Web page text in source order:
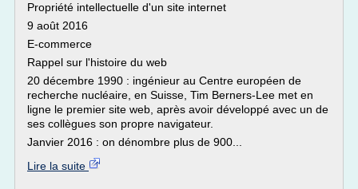
Propriété intellectuelle d'un site internet
9 août 2016
E-commerce
Rappel sur l'histoire du web
20 décembre 1990 : ingénieur au Centre européen de
recherche nucléaire, en Suisse, Tim Berners-Lee met en
ligne le premier site web, après avoir développé avec un de
ses collègues son propre navigateur.
Janvier 2016 : on dénombre plus de 900...
Lire la suite